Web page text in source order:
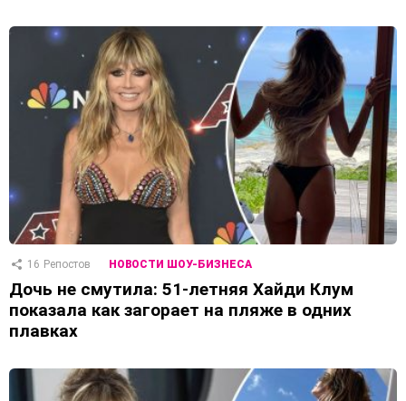
16 Репостов НОВОСТИ ШОУ-БИЗНЕСА
Дочь не смутила: 51-летняя Хайди Клум
показала как загорает на пляже в одних
плавках